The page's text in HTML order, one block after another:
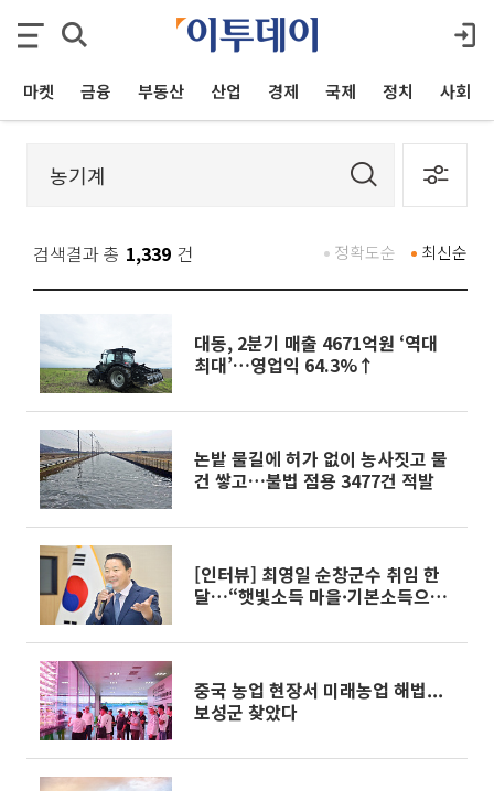
마켓 금융 부동산 산업 경제 국제 정치 사회
검색결과 총 1,339 건 최신순
정확도순
대동, 2분기 매출 4671억원 ‘역대
최대’…영업익 64.3%↑
논밭 물길에 허가 없이 농사짓고 물
건 쌓고…불법 점용 3477건 적발
[인터뷰] 최영일 순창군수 취임 한
달…“햇빛소득 마을·기본소득으로
중국 농업 현장서 미래농업 해법...
보성군 찾았다